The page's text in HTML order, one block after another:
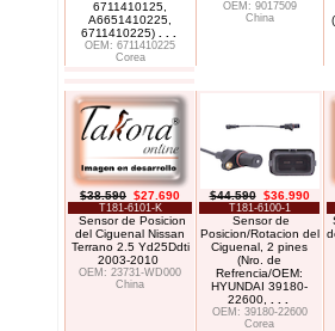
6711410125,
A6651410225,
6711410225)
OEM: 6711410225
Corea
OEM: 9017509
China
$38.590 $27.690
T181-6101-K
Sensor de Posicion
del Ciguenal Nissan
Terrano 2.5 Yd25Ddti
2003-2010
OEM: 23731-WD000
China
$44.590 $36.990
T181-6100-1
Sensor de
Posicion/Rotacion del
Ciguenal, 2 pines
(Nro. de
Refrencia/OEM:
HYUNDAI 39180-
22600,
OEM: 39180-22600
Corea